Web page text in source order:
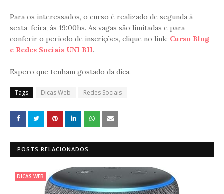
Para os interessados, o curso é realizado de segunda à
sexta-feira, às 19:00hs. As vagas são limitadas e para
conferir o período de inscrições, clique no link: Curso Blog
e Redes Sociais UNI BH.
Espero que tenham gostado da dica.
Tags Dicas Web Redes Sociais
POSTS RELACIONADOS
DICAS WEB